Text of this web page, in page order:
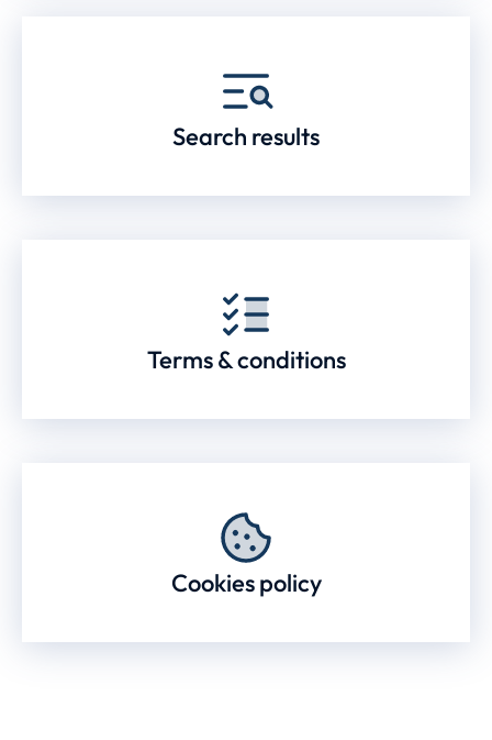
Search results
Terms & conditions
Cookies policy